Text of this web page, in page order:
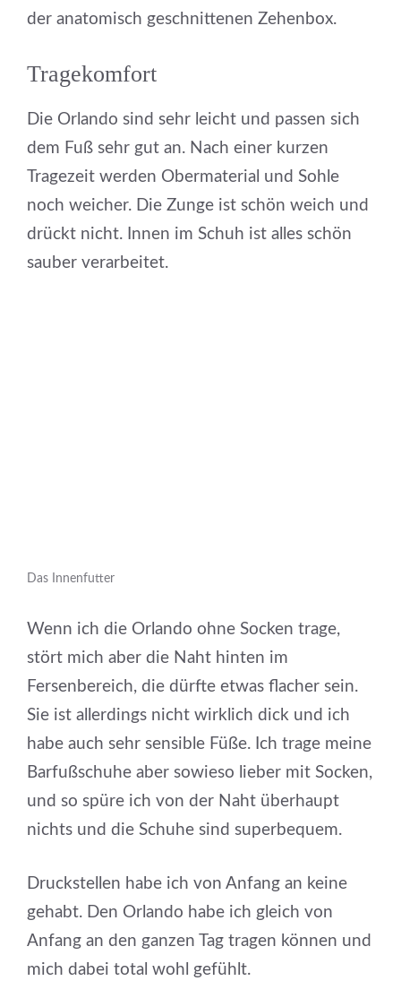
der anatomisch geschnittenen Zehenbox.
Tragekomfort
Die Orlando sind sehr leicht und passen sich
dem Fuß sehr gut an. Nach einer kurzen
Tragezeit werden Obermaterial und Sohle
noch weicher. Die Zunge ist schön weich und
drückt nicht. Innen im Schuh ist alles schön
sauber verarbeitet.
Das Innenfutter
Wenn ich die Orlando ohne Socken trage,
stört mich aber die Naht hinten im
Fersenbereich, die dürfte etwas flacher sein.
Sie ist allerdings nicht wirklich dick und ich
habe auch sehr sensible Füße. Ich trage meine
Barfußschuhe aber sowieso lieber mit Socken,
und so spüre ich von der Naht überhaupt
nichts und die Schuhe sind superbequem.
Druckstellen habe ich von Anfang an keine
gehabt. Den Orlando habe ich gleich von
Anfang an den ganzen Tag tragen können und
mich dabei total wohl gefühlt.